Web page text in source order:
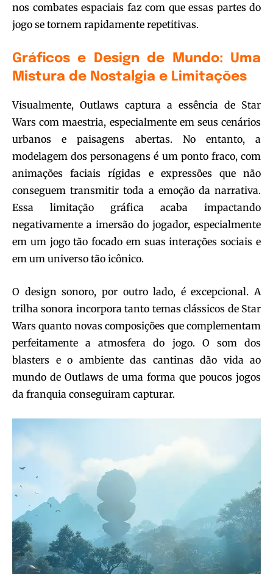
nos combates espaciais faz com que essas partes do
jogo se tornem rapidamente repetitivas.
Gráficos e Design de Mundo: Uma
Mistura de Nostalgia e Limitações
Visualmente, Outlaws captura a essência de Star
Wars com maestria, especialmente em seus cenários
urbanos e paisagens abertas. No entanto, a
modelagem dos personagens é um ponto fraco, com
animações faciais rígidas e expressões que não
conseguem transmitir toda a emoção da narrativa.
Essa limitação gráfica acaba impactando
negativamente a imersão do jogador, especialmente
em um jogo tão focado em suas interações sociais e
em um universo tão icônico.
O design sonoro, por outro lado, é excepcional. A
trilha sonora incorpora tanto temas clássicos de Star
Wars quanto novas composições que complementam
perfeitamente a atmosfera do jogo. O som dos
blasters e o ambiente das cantinas dão vida ao
mundo de Outlaws de uma forma que poucos jogos
da franquia conseguiram capturar.